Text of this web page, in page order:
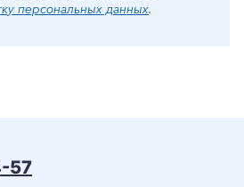
персональных данных.
57